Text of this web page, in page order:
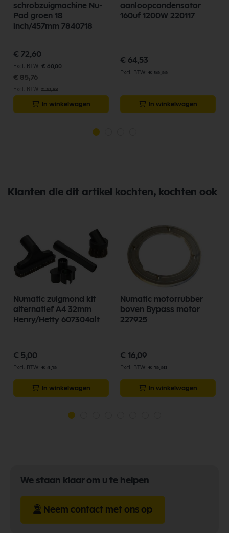
schrobzuigmachine Nu-
Pad groen 18
inch/457mm 7840718
Speciale
prijs
€ 72,60
€ 60,00
€ 85,76
€ 70,88
In winkelwagen
aanloopcondensator
160uf 1200W 220117
€ 64,53
€ 53,33
In winkelwagen
Klanten die dit artikel kochten, kochten ook
Numatic zuigmond kit
alternatief A4 32mm
Henry/Hetty 607304alt
€ 5,00
€ 4,13
In winkelwagen
Numatic motorrubber
boven Bypass motor
227925
€ 16,09
€ 13,30
In winkelwagen
We staan klaar om u te helpen
Neem contact met ons op